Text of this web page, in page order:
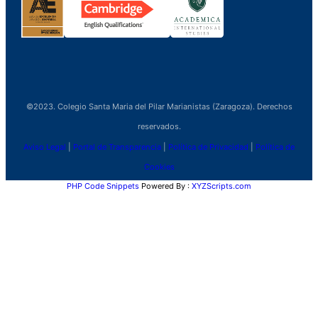
©2023. Colegio Santa Maria del Pilar Marianistas (Zaragoza). Derechos
reservados.
Aviso Legal Portal de Transparencia Política de Privacidad Política de
Cookies
PHP Code Snippets Powered By : XYZScripts.com